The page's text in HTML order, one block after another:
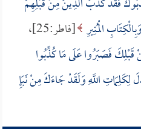
الْمُنِيرِ
[فاطر:25]،
فَصَبَرُوا عَلَى مَا كُذِّبُوا
لِكَلِمَاتِ اللَّهِ وَلَقَدْ جَاءَكَ مِنْ نَبَإِ